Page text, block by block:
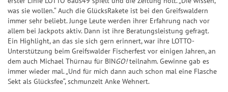
e
S
i
e
g
e
Z
a
h
l
e
n
S
U
P
E
R
6
u
o
t
e
n
S
p
a
h
l
e
n
&
was sie wollen.“ Auch die GlücksRakete ist bei den Greifswaldern
immer sehr beliebt. Junge Leute werden ihrer Erfahrung nach vor
allem bei Jackpots aktiv. Dann ist ihre Beratungsleistung gefragt.
Ein Highlight, an das sie sich gern erinnert, war ihre LOTTO-
Unterstützung beim Greifswalder Fischerfest vor einigen Jahren, an
dem auch Michael Thürnau für BINGO!teilnahm. Gewinne gab es
immer wieder mal. „Und für mich dann auch schon mal eine Flasche
Sekt als Glücksfee“, schmunzelt Anke Wehnert.